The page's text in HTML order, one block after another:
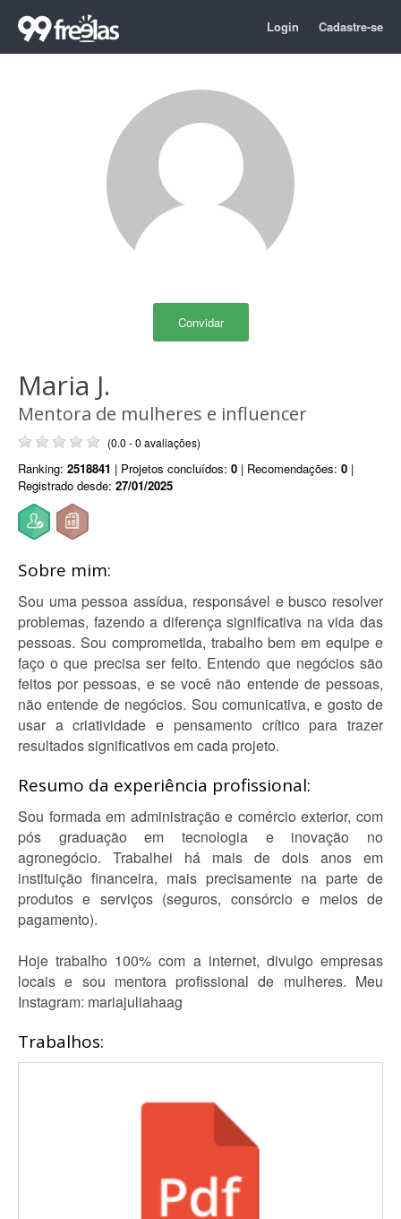
Login Cadastre-se
Convidar
Maria J.
Mentora de mulheres e influencer
(0.0 - 0 avaliações)
Ranking: 2518841 | Projetos concluídos: 0 | Recomendações: 0 |
Registrado desde: 27/01/2025
Sobre mim:
Sou uma pessoa assídua, responsável e busco resolver
problemas, fazendo a diferença significativa na vida das
pessoas. Sou comprometida, trabalho bem em equipe e
faço o que precisa ser feito. Entendo que negócios são
feitos por pessoas, e se você não entende de pessoas,
não entende de negócios. Sou comunicativa, e gosto de
usar a criatividade e pensamento crítico para trazer
resultados significativos em cada projeto.
Resumo da experiência profissional:
Sou formada em administração e comércio exterior, com
pós graduação em tecnologia e inovação no
agronegócio. Trabalhei há mais de dois anos em
instituição financeira, mais precisamente na parte de
produtos e serviços (seguros, consórcio e meios de
pagamento).
Hoje trabalho 100% com a internet, divulgo empresas
locais e sou mentora profissional de mulheres. Meu
Instagram: mariajuliahaag
Trabalhos: